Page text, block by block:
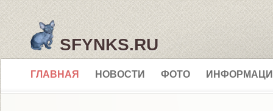
SFYNKS.RU
ГЛАВНАЯ НОВОСТИ ФОТО